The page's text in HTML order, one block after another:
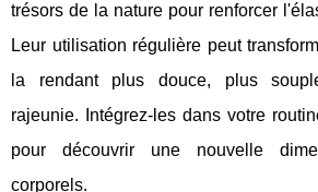
trésors de la nature pour renforcer
Leur utilisation régulière peut
la rendant plus douce, plus
rajeunie. Intégrez-les dans votre
pour découvrir une nouvelle
corporels.